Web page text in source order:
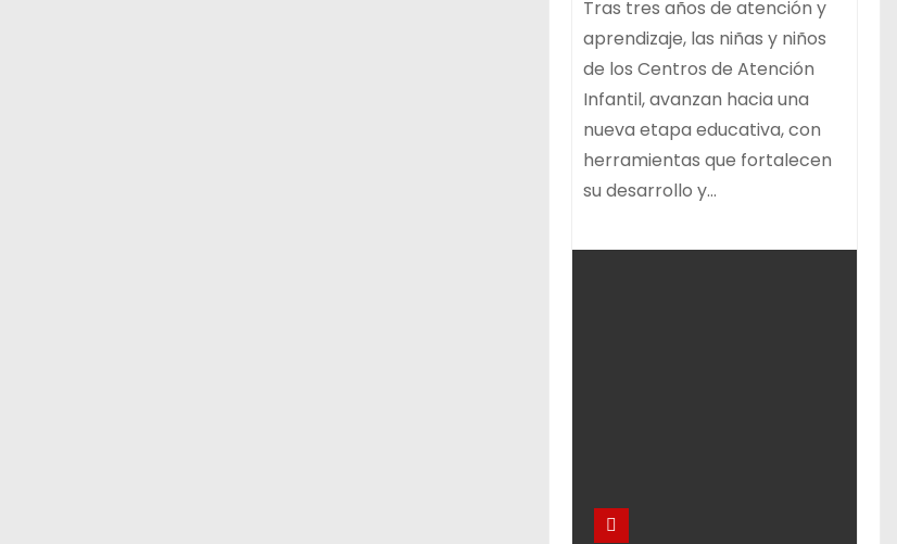
DE ESTANCIAS
“CAPULLITOS 1 Y 2”
Tras tres años de atención y
aprendizaje, las niñas y niños
de los Centros de Atención
Infantil, avanzan hacia una
nueva etapa educativa, con
herramientas que fortalecen
su desarrollo y…